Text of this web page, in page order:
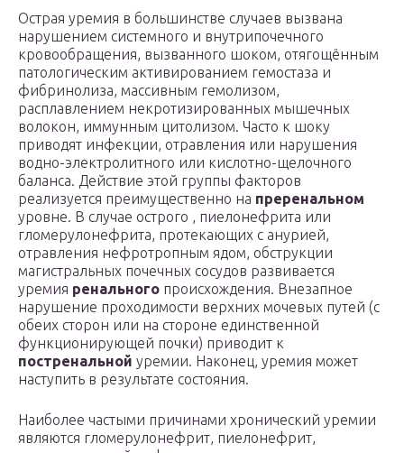
Острая уремия в большинстве случаев вызвана
нарушением системного и внутрипочечного
кровообращения, вызванного шоком, отягощённым
патологическим активированием гемостаза и
фибринолиза, массивным гемолизом,
расплавлением некротизированных мышечных
волокон, иммунным цитолизом. Часто к шоку
приводят инфекции, отравления или нарушения
водно-электролитного или кислотно-щелочного
баланса. Действие этой группы факторов
реализуется преимущественно на преренальном
уровне. В случае острого , пиелонефрита или
гломерулонефрита, протекающих с анурией,
отравления нефротропным ядом, обструкции
магистральных почечных сосудов развивается
уремия ренального происхождения. Внезапное
нарушение проходимости верхних мочевых путей (с
обеих сторон или на стороне единственной
функционирующей почки) приводит к
постренальной уремии. Наконец, уремия может
наступить в результате состояния.
Наиболее частыми причинами хронический уремии
являются гломерулонефрит, пиелонефрит,